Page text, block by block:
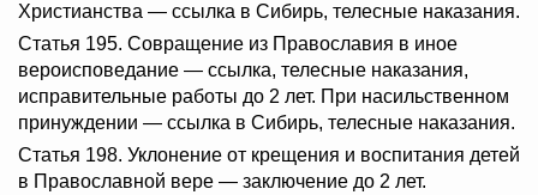
Христианства — ссылка в Сибирь, телесные наказания.
Статья 195. Совращение из Православия в иное
вероисповедание — ссылка, телесные наказания,
исправительные работы до 2 лет. При насильственном
принуждении — ссылка в Сибирь, телесные наказания.
Статья 198. Уклонение от крещения и воспитания детей
в Православной вере — заключение до 2 лет.